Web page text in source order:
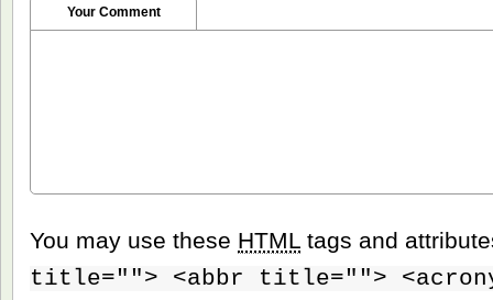
Your Comment
You may use these HTML tags and
title=""> <abbr title="">